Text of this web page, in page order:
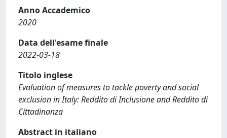
Anno Accademico
2020
Data dell'esame finale
2022-03-18
Titolo inglese
Evaluation of measures to tackle poverty and social
exclusion in Italy: Reddito di Inclusione and Reddito di
Cittadinanza
Abstract in italiano